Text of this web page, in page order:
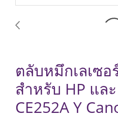
ตลับหมึกเลเซ
สำหรับ HP แล
CE252A Y